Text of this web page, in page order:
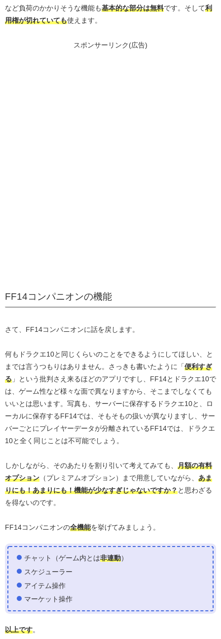
など負荷のかかりそうな機能も基本的な部分は無料です。そして利
用権が切れていても使えます。
スポンサーリンク(広告)
FF14コンパニオンの機能
さて、FF14コンパニオンに話を戻します。
何もドラクエ10と同じくらいのことをできるようにしてほしい、と
までは言うつもりはありません。さっきも書いたように「便利すぎ
る 」という批判さえ来るほどのアプリですし、FF14とドラクエ10で
は、ゲーム性など様々な面で異なりますから、そこまでしなくても
いいとは思います。写真も、サーバーに保存するドラクエ10と、ロ
ーカルに保存するFF14では、そもそもの扱いが異なりますし、サー
バーごとにプレイヤーデータが分離されているFF14では、ドラクエ
10と全く同じことは不可能でしょう。
しかしながら、そのあたりを割り引いて考えてみても、 月額の有料
オプション （プレミアムオプション）まで用意していながら、 あま
りにも！あまりにも！機能が少なすぎじゃないですか？と思わざる
を得ないのです。
FF14コンパニオンの全機能を挙げてみましょう。
チャット（ゲーム内とは非連動）
スケジューラー
アイテム操作
マーケット操作
以上です。